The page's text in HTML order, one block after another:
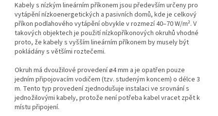
Kabely s nízkým lineárním příkonem jsou především určeny pro
vytápění nízkoenergetických a pasivních domů, kde je celkový
příkon podlahového vytápění obvykle v rozmezí 40–70 W/m². V
takových objektech je použití nízkopříkonových okruhů vhodné
proto, že kabely s vyšším lineárním příkonem by musely být
pokládány s většími roztečemi.
Okruh má dvoužilové provedení ø4 mm a je opatřen pouze
jedním připojovacím vodičem (tzv. studeným koncem) o délce 3
m. Tento typ provedení zjednodušuje instalaci ve srovnání s
jednožilovými kabely, protože není potřeba kabel vracet zpět k
místu připojení.